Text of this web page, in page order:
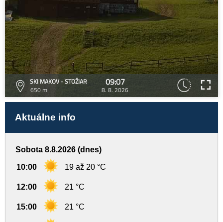
SKI MAKOV - STOŽIAR
650 m
09:07
8. 8. 2026
Aktuálne info
Sobota 8.8.2026 (dnes)
10:00 19 až 20 °C
12:00 21 °C
15:00 21 °C